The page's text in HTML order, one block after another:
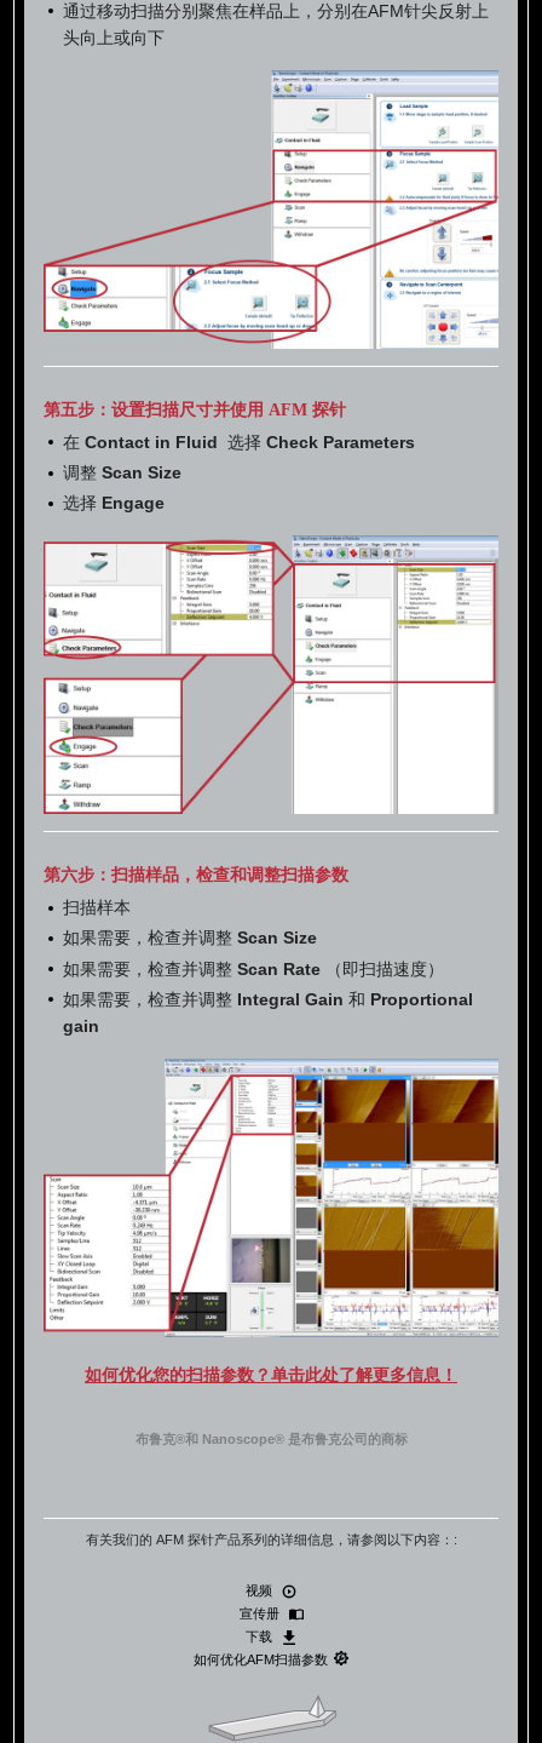
通过移动扫描分别聚焦在样品上，分别在AFM针尖反射上
头向上或向下
第五步：设置扫描尺寸并使用 AFM 探针
在Contact in Fluid 选择 Check Parameters
调整 Scan Size
选择 Engage
第六步：扫描样品，检查和调整扫描参数
扫描样本
如果需要，检查并调整 Scan Size
如果需要，检查并调整 Scan Rate
（即扫描速度）
如果需要，检查并调整 Integral Gain 和 Proportional
gain
如何优化您的扫描参数？单击此处了解更多信息！
布鲁克®和 Nanoscope® 是布鲁克公司的商标
有关我们的 AFM 探针产品系列的详细信息，请参阅以下内容：:
视频
宣传册
下载
如何优化AFM扫描参数